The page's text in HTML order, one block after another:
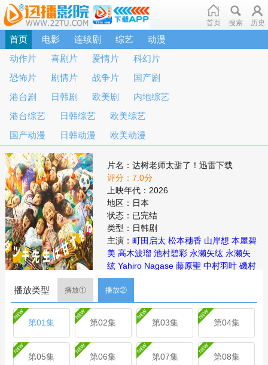
首页 搜索 历史
首页 电影 连续剧 综艺
动漫
动作片
喜剧片 爱情片
科幻片
恐怖片
剧情片 战争片
国产剧
港台剧
日韩剧 欧美剧
内地综艺
港台综艺
日韩综艺
欧美综艺
国产动漫
日韩动漫 欧美动漫
片名：达树老师太甜了！迅雷下载
评分：7.0分
上映年代：2026
地区：日本
状态：已完结
类型：日韩剧
主演： 町田启太 松本穗香 山岸想 本屋碧
美 高木波瑠 池村碧彩 永濑矢纮 永濑矢
纮 Yahiro Nagase 藤原聖 中村羽叶 磯村
アメリ
奏 磯村アメリ
娃 加藤侑大 笹原妃栞 江口洋介 比嘉爱
藤本美贵 濑户朝香
乐
简介：在拒学小中学生人数持续攀升的
当下，故事以为无法上学的孩子提供归
播放类型 播放① 播放②
第01集 第02集 第03集 第04集
第05集 第06集 第07集 第08集